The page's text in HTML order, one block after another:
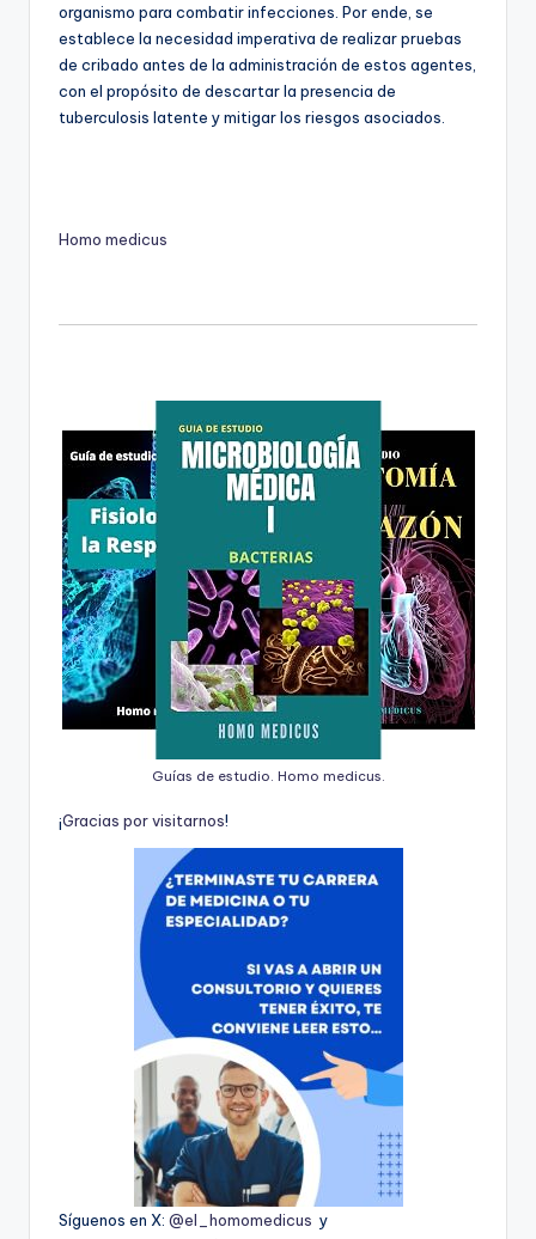
organismo para combatir infecciones. Por ende, se
establece la necesidad imperativa de realizar pruebas
de cribado antes de la administración de estos agentes,
con el propósito de descartar la presencia de
tuberculosis latente y mitigar los riesgos asociados.
Homo medicus
Guías de estudio. Homo medicus.
¡Gracias porvisitarnos!
Síguenos en X: @el_homomedicus y